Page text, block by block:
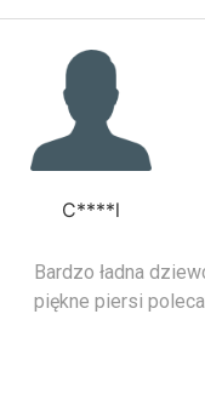
C****l
Bardzo ładna
piękne piersi